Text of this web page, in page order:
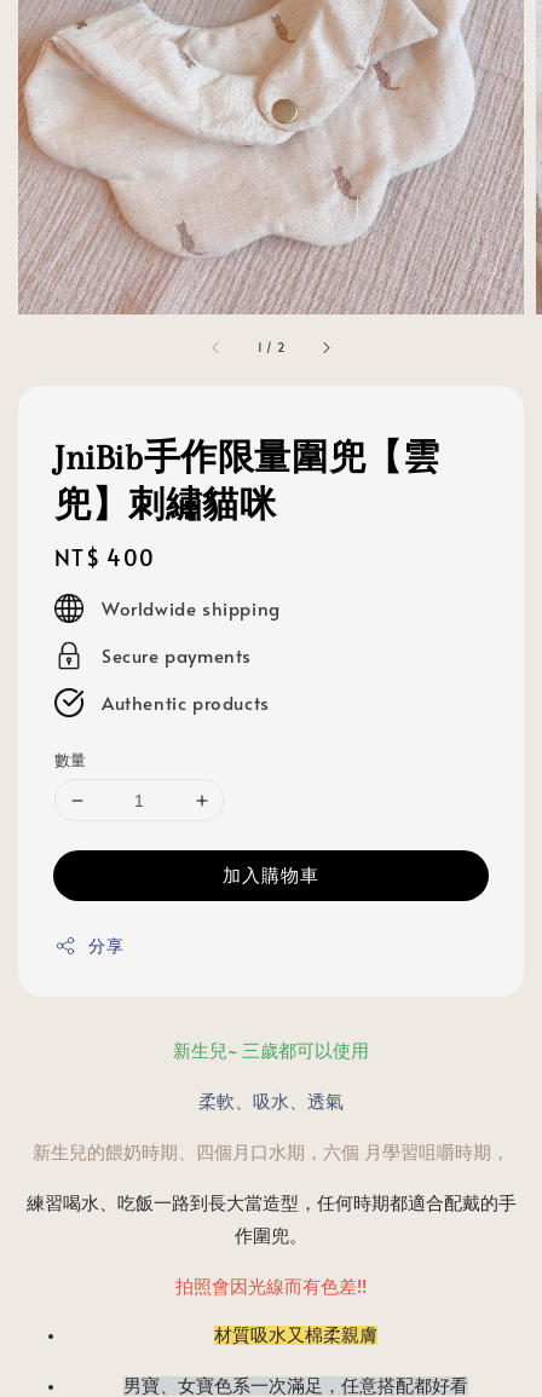
1 / 2
JniBib手作限量圍兜【雲
兜】刺繡貓咪
Regular
price
NT$ 400
Worldwide shipping
Secure payments
Authentic products
數量
加入購物車
分享
新生兒~ 三歲都可以使用
柔軟、吸水、透氣
新生兒的餵奶時期、四個月口水期，六個 月學習咀嚼時期，
練習喝水、吃飯一路到長大當造型，任何時期都適合配戴的手
作圍兜。
拍照會因光線而有色差!!
材質吸水又棉柔親膚
男寶、女寶色系一次滿足，任意搭配都好看